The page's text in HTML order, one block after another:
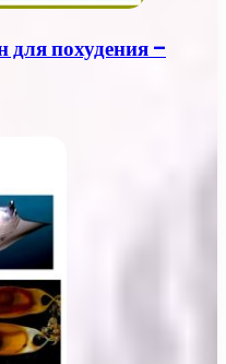
для похудения –